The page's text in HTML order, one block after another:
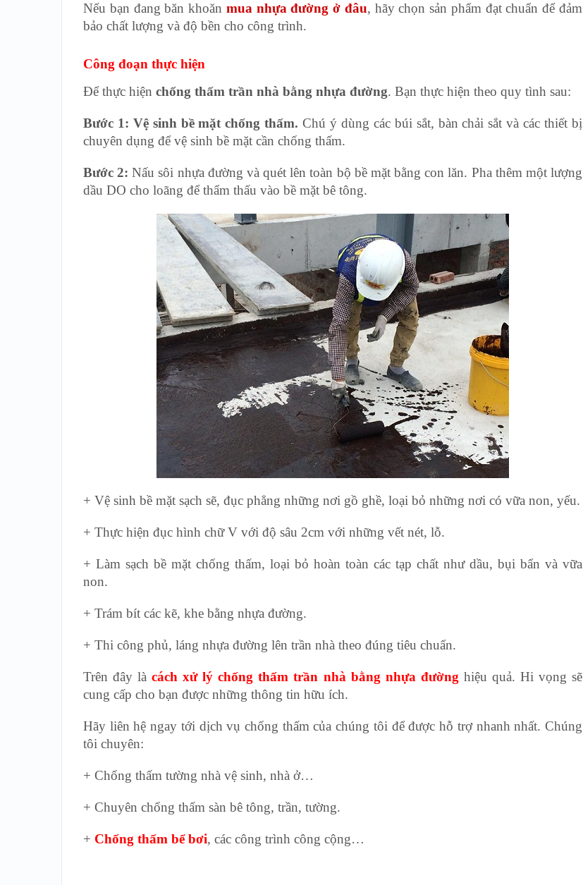
Nếu bạn đang băn khoăn mua nhựa đường ở đâu, hãy chọn sản phẩm đạt chuẩn để đảm
bảo chất lượng và độ bền cho công trình.
Công đoạn thực hiện
Để thực hiện chống thấm trần nhà bằng nhựa đường. Bạn thực hiện theo quy tình sau:
Bước 1: Vệ sinh bề mặt chống thấm. Chú ý dùng các búi sắt, bàn chải sắt và các thiết bị
chuyên dụng để vệ sinh bề mặt cần chống thấm.
Bước 2: Nấu sôi nhựa đường và quét lên toàn bộ bề mặt bằng con lăn. Pha thêm một lượng
dầu DO cho loãng để thẩm thấu vào bề mặt bê tông.
+ Vệ sinh bề mặt sạch sẽ, đục phẳng những nơi gồ ghề, loại bỏ những nơi có vữa non, yếu.
+ Thực hiện đục hình chữ V với độ sâu 2cm với những vết nét, lỗ.
+ Làm sạch bề mặt chống thấm, loại bỏ hoàn toàn các tạp chất như dầu, bụi bẩn và vữa
non.
+ Trám bít các kẽ, khe bằng nhựa đường.
+ Thi công phủ, láng nhựa đường lên trần nhà theo đúng tiêu chuẩn.
Trên đây làcách xử lý chống thấm trần nhà bằng nhựa đường hiệu quả. Hi vọng sẽ
cung cấp cho bạn được những thông tin hữu ích.
Hãy liên hệ ngay tới dịch vụ chống thấm của chúng tôi để được hỗ trợ nhanh nhất. Chúng
tôi chuyên:
+ Chống thấm tường nhà vệ sinh, nhà ở…
+ Chuyên chống thấm sàn bê tông, trần, tường.
+ Chống thấm bể bơi, các công trình công cộng…